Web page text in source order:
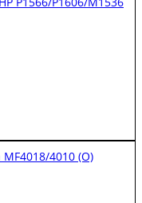
4010 (O)